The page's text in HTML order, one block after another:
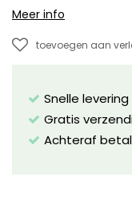
Meer info
toevoegen aan
Snelle levering
Gratis
Achteraf